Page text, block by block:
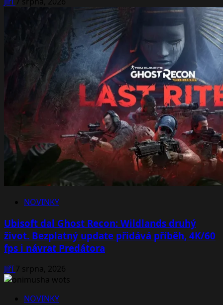
NOVINKY
Ubisoft dal Ghost Recon: Wildlands druhý
život. Bezplatný update přidává příběh, 4K/60
fps i návrat Predátora
Jiří7 srpna, 2026
NOVINKY